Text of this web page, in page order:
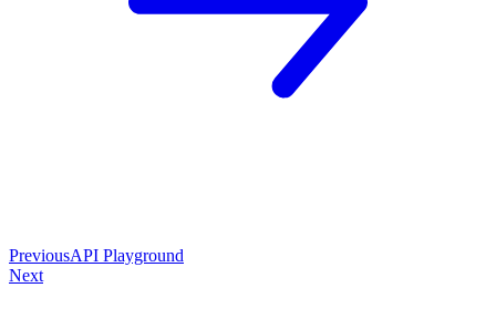
PreviousAPI Playground
Next